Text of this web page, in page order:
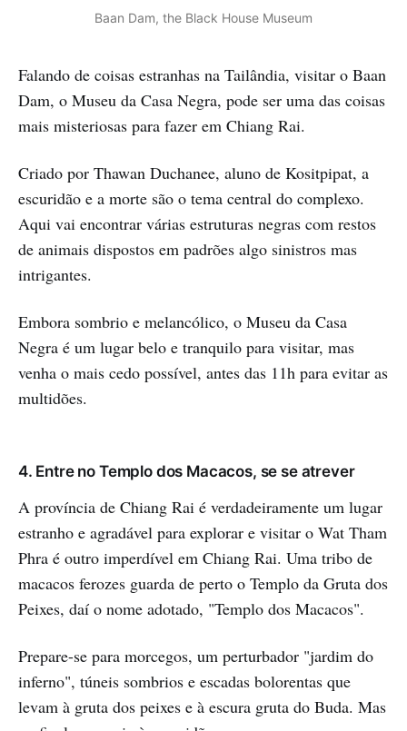
Baan Dam, the Black House Museum
Falando de coisas estranhas na Tailândia, visitar o Baan
Dam, o Museu da Casa Negra, pode ser uma das coisas
mais misteriosas para fazer em Chiang Rai.
Criado por Thawan Duchanee, aluno de Kositpipat, a
escuridão e a morte são o tema central do complexo.
Aqui vai encontrar várias estruturas negras com restos
de animais dispostos em padrões algo sinistros mas
intrigantes.
Embora sombrio e melancólico, o Museu da Casa
Negra é um lugar belo e tranquilo para visitar, mas
venha o mais cedo possível, antes das 11h para evitar as
multidões.
4. Entre no Templo dos Macacos, se se atrever
A província de Chiang Rai é verdadeiramente um lugar
estranho e agradável para explorar e visitar o Wat Tham
Phra é outro imperdível em Chiang Rai. Uma tribo de
macacos ferozes guarda de perto o Templo da Gruta dos
Peixes, daí o nome adotado, "Templo dos Macacos".
Prepare-se para morcegos, um perturbador "jardim do
inferno", túneis sombrios e escadas bolorentas que
levam à gruta dos peixes e à escura gruta do Buda. Mas